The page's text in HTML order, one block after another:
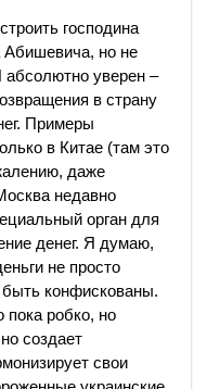
господина
но не
уверен –
в страну
Примеры
в Китае (там это
даже
недавно
орган для
денег. Я думаю,
не просто
быть конфискованы.
пока робко, но
создает
свои